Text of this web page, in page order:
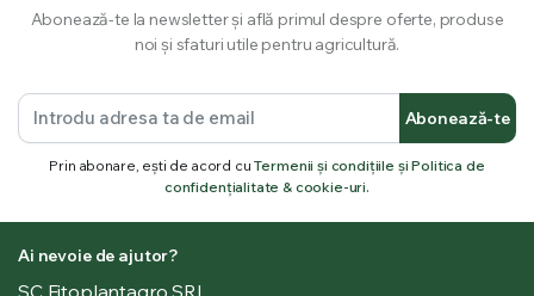
Abonează-te la newsletter și află primul despre oferte, produse
noi și sfaturi utile pentru agricultură.
Abonează-te
Prin abonare, ești de acord cuTermenii și condițiile și Politica de
confidențialitate & cookie-uri.
Ai nevoie de ajutor?